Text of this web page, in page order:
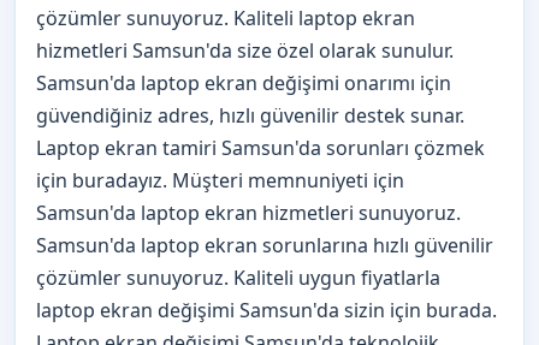
çözümler sunuyoruz. Kaliteli laptop ekran
hizmetleri Samsun'da size özel olarak sunulur.
Samsun'da laptop ekran değişimi onarımı için
güvendiğiniz adres, hızlı güvenilir destek sunar.
Laptop ekran tamiri Samsun'da sorunları çözmek
için buradayız. Müşteri memnuniyeti için
Samsun'da laptop ekran hizmetleri sunuyoruz.
Samsun'da laptop ekran sorunlarına hızlı güvenilir
çözümler sunuyoruz. Kaliteli uygun fiyatlarla
laptop ekran değişimi Samsun'da sizin için burada.